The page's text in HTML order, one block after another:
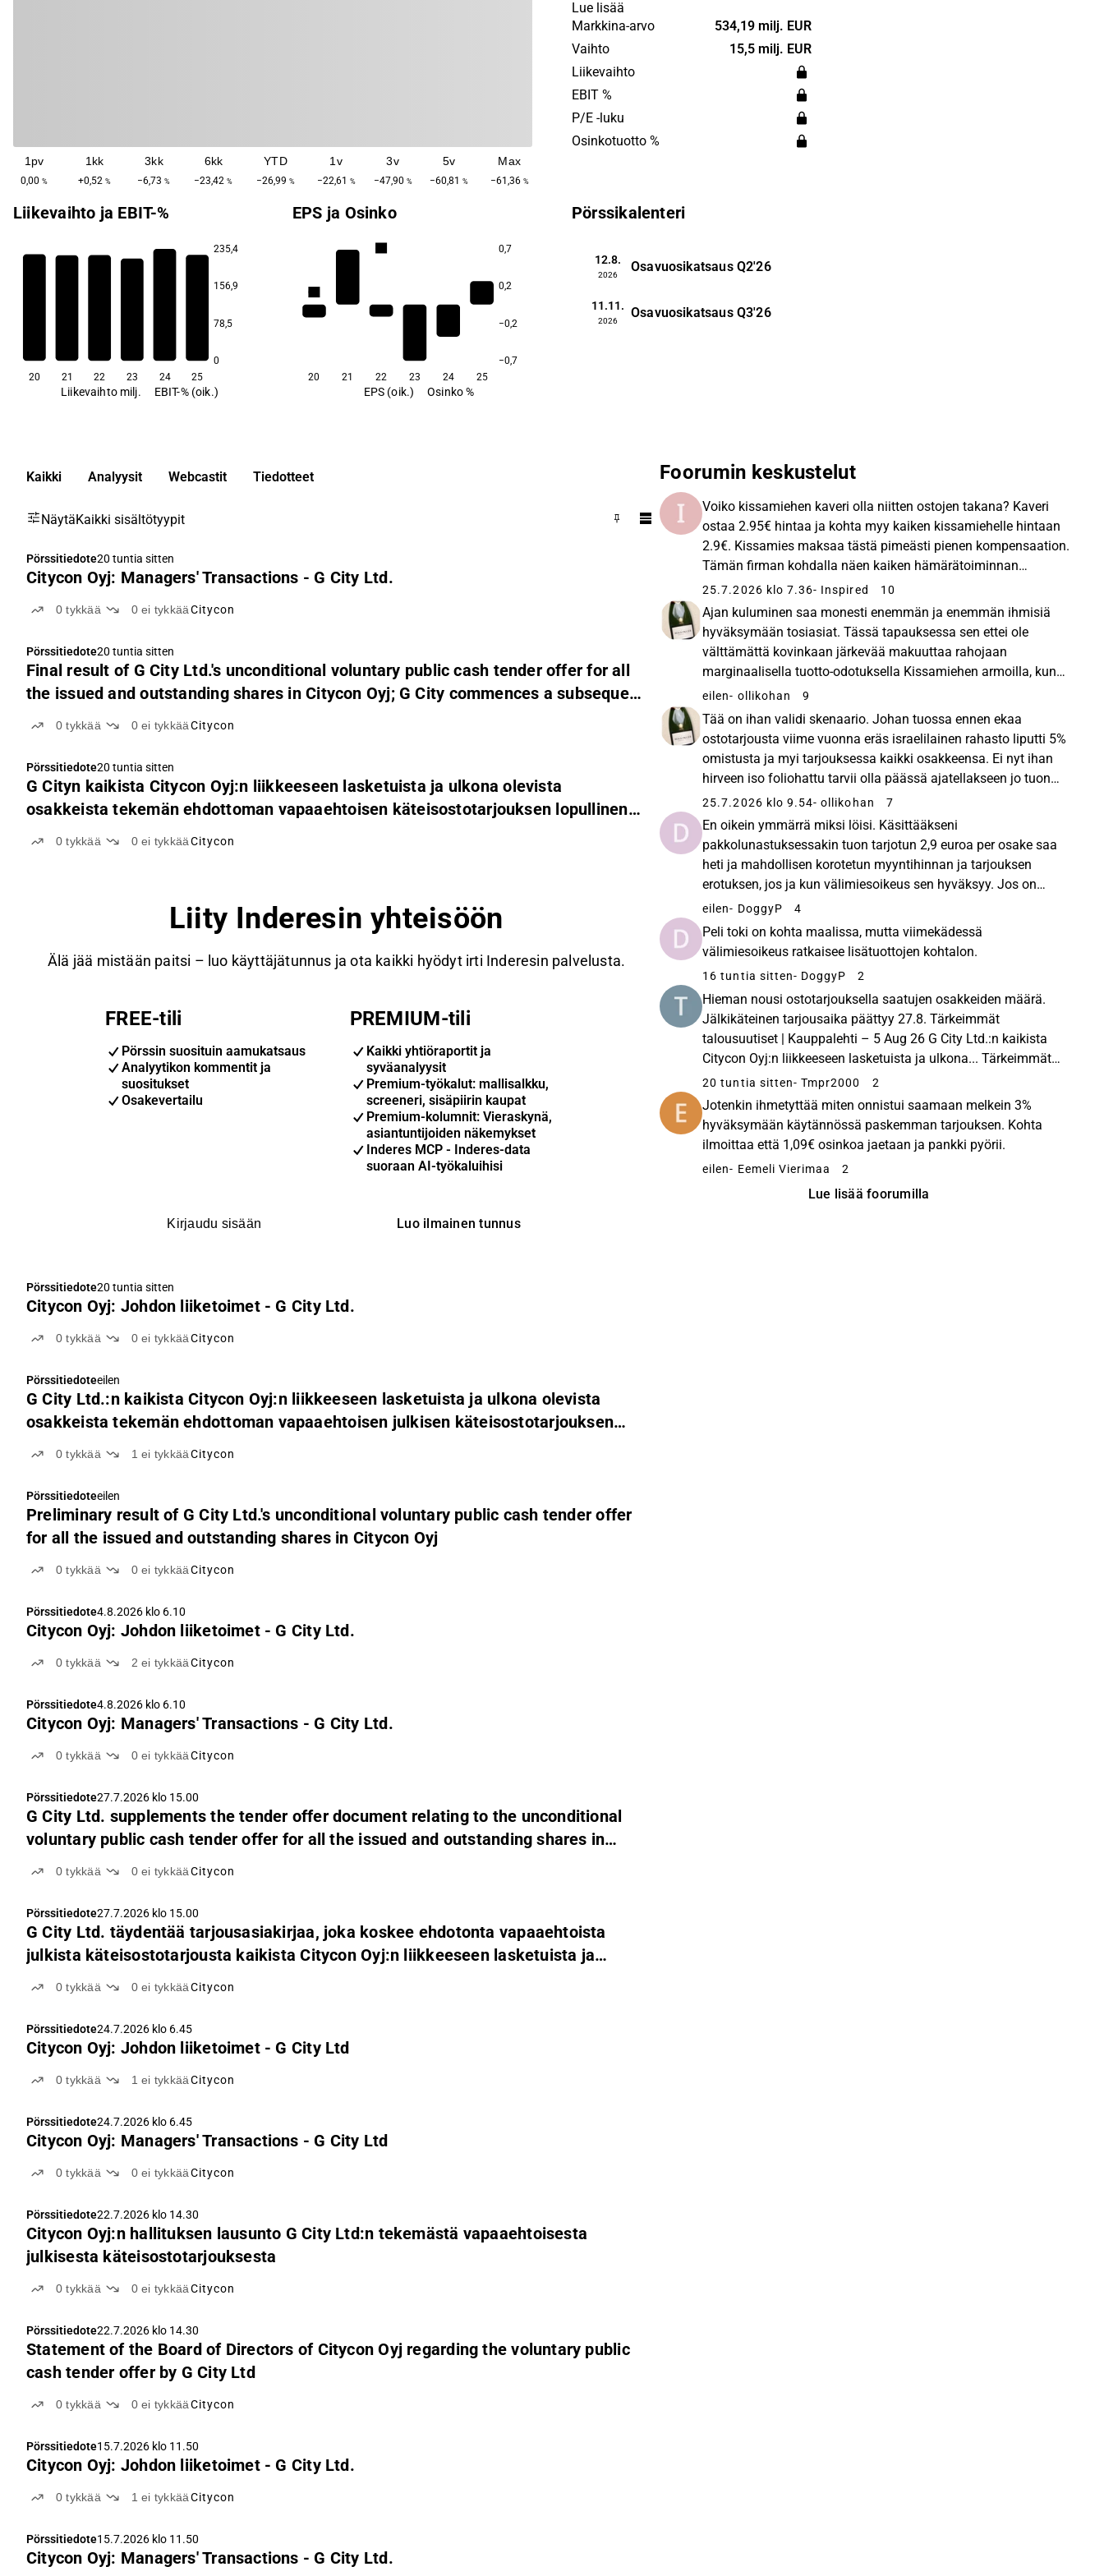
1pv
0,00 %
1kk
+0,52 %
3kk
−6,73 %
6kk
−23,42 %
YTD
−26,99 %
1v
−22,61 %
3v
−47,90 %
5v
−60,81 %
Max
−61,36 %
visio on olla pitkäaikainen toimija, joka
osallistuu kiinteistösalkun
kehittämiseen ja nykyaikaistamiseen.
Yhtiö perustettiin alun perin vuonna
1988, ja pääkonttori sijaitsee Espoossa.
Lue lisää
Markkina-arvo
534,19 milj. EUR
Vaihto
15,5 milj. EUR
Liikevaihto
EBIT %
P/E -luku
Osinkotuotto %
Liikevaihto ja EBIT-%
235,4
156,9
78,5
0
20 21 22 23 24 25
Liikevaihto milj. EBIT-% (oik.)
EPS ja Osinko
0,7
0,2
−0,2
−0,7
6,8
20 21 22 23 24 25
EPS (oik.) Osinko %
Pörssikalenteri
12.8.
2026
Osavuosikatsaus Q2'26
11.11.
2026
Osavuosikatsaus Q3'26
Kaikki Analyysit Webcastit Tiedotteet
NäytäKaikki sisältötyypit
Pörssitiedote20 tuntia sitten
Citycon Oyj: Managers' Transactions - G City Ltd.
0tykkää 0ei tykkääCitycon
Pörssitiedote20 tuntia sitten
Final result of G City Ltd.'s unconditional voluntary public cash tender offer for all
the issued and outstanding shares in Citycon Oyj; G City commences a subsequent
offer period
0tykkää 0ei tykkääCitycon
Pörssitiedote20 tuntia sitten
G Cityn kaikista Citycon Oyj:n liikkeeseen lasketuista ja ulkona olevista
osakkeista tekemän ehdottoman vapaaehtoisen käteisostotarjouksen lopullinen
tulos; G City aloittaa jälkikäteisen tarjousajan
0tykkää 0ei tykkääCitycon
Liity Inderesin yhteisöön
Älä jää mistään paitsi – luo käyttäjätunnus ja ota kaikki hyödyt irti Inderesin palvelusta.
FREE-tili
Pörssin suosituin aamukatsaus
Analyytikon kommentit ja
suositukset
Osakevertailu
PREMIUM-tili
Kaikki yhtiöraportit ja
syväanalyysit
Premium-työkalut: mallisalkku,
screeneri, sisäpiirin kaupat
Premium-kolumnit: Vieraskynä,
asiantuntijoiden näkemykset
Inderes MCP - Inderes-data
suoraan AI-työkaluihisi
Kirjaudu sisään Luo ilmainen tunnus
Pörssitiedote20 tuntia sitten
Citycon Oyj: Johdon liiketoimet - G City Ltd.
0tykkää 0ei tykkääCitycon
Pörssitiedoteeilen
G City Ltd.:n kaikista Citycon Oyj:n liikkeeseen lasketuista ja ulkona olevista
osakkeista tekemän ehdottoman vapaaehtoisen julkisen käteisostotarjouksen
alustava tulos
0tykkää 1ei tykkääCitycon
Pörssitiedoteeilen
Preliminary result of G City Ltd.'s unconditional voluntary public cash tender offer
for all the issued and outstanding shares in Citycon Oyj
0tykkää 0ei tykkääCitycon
Pörssitiedote4.8.2026 klo 6.10
Citycon Oyj: Johdon liiketoimet - G City Ltd.
0tykkää 2ei tykkääCitycon
Pörssitiedote4.8.2026 klo 6.10
Citycon Oyj: Managers' Transactions - G City Ltd.
0tykkää 0ei tykkääCitycon
Pörssitiedote27.7.2026 klo 15.00
G City Ltd. supplements the tender offer document relating to the unconditional
voluntary public cash tender offer for all the issued and outstanding shares in
Citycon Oyj
0tykkää 0ei tykkääCitycon
Pörssitiedote27.7.2026 klo 15.00
G City Ltd. täydentää tarjousasiakirjaa, joka koskee ehdotonta vapaaehtoista
julkista käteisostotarjousta kaikista Citycon Oyj:n liikkeeseen lasketuista ja
ulkona olevista osakkeista
0tykkää 0ei tykkääCitycon
Pörssitiedote24.7.2026 klo 6.45
Citycon Oyj: Johdon liiketoimet - G City Ltd
0tykkää 1ei tykkääCitycon
Pörssitiedote24.7.2026 klo 6.45
Citycon Oyj: Managers' Transactions - G City Ltd
0tykkää 0ei tykkääCitycon
Pörssitiedote22.7.2026 klo 14.30
Citycon Oyj:n hallituksen lausunto G City Ltd:n tekemästä vapaaehtoisesta
julkisesta käteisostotarjouksesta
0tykkää 0ei tykkääCitycon
Pörssitiedote22.7.2026 klo 14.30
Statement of the Board of Directors of Citycon Oyj regarding the voluntary public
cash tender offer by G City Ltd
0tykkää 0ei tykkääCitycon
Pörssitiedote15.7.2026 klo 11.50
Citycon Oyj: Johdon liiketoimet - G City Ltd.
0tykkää 1ei tykkääCitycon
Pörssitiedote15.7.2026 klo 11.50
Citycon Oyj: Managers' Transactions - G City Ltd.
Foorumin keskustelut
Voiko kissamiehen kaveri olla niitten ostojen takana? Kaveri
ostaa 2.95€ hintaa ja kohta myy kaiken kissamiehelle hintaan
2.9€. Kissamies maksaa tästä pimeästi pienen kompensaation.
Tämän firman kohdalla näen kaiken hämärätoiminnan
todennäköisempänä kuin positiiviset skenaariot.
25.7.2026 klo 7.36- Inspired 10
Ajan kuluminen saa monesti enemmän ja enemmän ihmisiä
hyväksymään tosiasiat. Tässä tapauksessa sen ettei ole
välttämättä kovinkaan järkevää makuuttaa rahojaan
marginaalisella tuotto-odotuksella Kissamiehen armoilla, kun
samaan aikaan monissa muissa paikoissa voisi tehdä jopa
tuottoja...
eilen- ollikohan 9
Tää on ihan validi skenaario. Johan tuossa ennen ekaa
ostotarjousta viime vuonna eräs israelilainen rahasto liputti 5%
omistusta ja myi tarjouksessa kaikki osakkeensa. Ei nyt ihan
hirveen iso foliohattu tarvii olla päässä ajatellakseen jo tuon
takana olleen kissamiehen bulvaani. ...
25.7.2026 klo 9.54- ollikohan 7
En oikein ymmärrä miksi löisi. Käsittääkseni
pakkolunastuksessakin tuon tarjotun 2,9 euroa per osake saa
heti ja mahdollisen korotetun myyntihinnan ja tarjouksen
erotuksen, jos ja kun välimiesoikeus sen hyväksyy. Jos on
tänne asti tarjouksen korotusta odottanut niin en oikein ymm...
eilen- DoggyP 4
Peli toki on kohta maalissa, mutta viimekädessä
välimiesoikeus ratkaisee lisätuottojen kohtalon.
16 tuntia sitten- DoggyP 2
Hieman nousi ostotarjouksella saatujen osakkeiden määrä.
Jälkikäteinen tarjousaika päättyy 27.8. Tärkeimmät
talousuutiset | Kauppalehti – 5 Aug 26 G City Ltd.:n kaikista
Citycon Oyj:n liikkeeseen lasketuista ja ulkona... Tärkeimmät
ajankohtaiset talousuutiset, pörssikurssit ja kattavat...
20 tuntia sitten- Tmpr2000 2
Jotenkin ihmetyttää miten onnistui saamaan melkein 3%
hyväksymään käytännössä paskemman tarjouksen. Kohta
ilmoittaa että 1,09€ osinkoa jaetaan ja pankki pyörii.
eilen- Eemeli Vierimaa 2
Lue lisää foorumilla